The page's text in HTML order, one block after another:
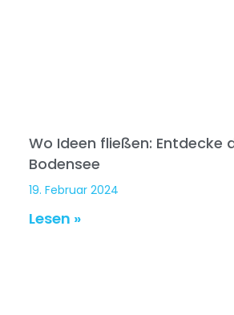
Wo Ideen fließen: Entdecke
Bodensee
19. Februar 2024
Lesen »